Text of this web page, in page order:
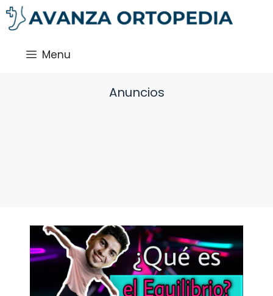
Saltar
al
Menu
Anuncios